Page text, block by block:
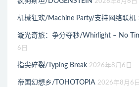
2026年8月6日
机械狂欢/Machine Party/支持网络联机
漩光奇旅：争分夺秒/Whirlight – No
6日
指尖碎裂/Typing Break 2026年8月6日
帝国幻想乡/TOHOTOPIA 2026年8月6日